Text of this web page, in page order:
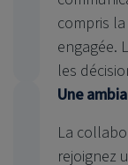
compris
engagée.
les
Une
La
rejoignez